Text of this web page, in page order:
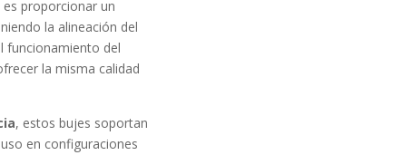
Set)
cantidad
es proporcionar un
la alineación del
funcionamiento del
la misma calidad
, estos bujes soportan
en configuraciones